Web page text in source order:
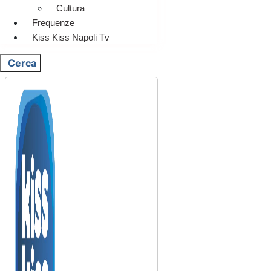
Cultura
Frequenze
Kiss Kiss Napoli Tv
Cerca